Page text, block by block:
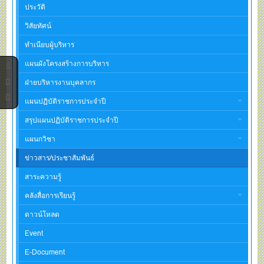
ประวัติ
วิสัยทัศน์
ทำเนียบผู้บริหาร
แผนผังโครงสร้างการบริหาร
ฝ่ายบริหารงานบุคลากร
แผนปฏิบัติราชการประจำปี
สรุปแผนปฏิบัติราชการประจำปี
แผนกวิชา
ข่าวสาร/ประชาสัมพันธ์
สาระความรู้
คลังสื่อการเรียนรู้
ดาวน์โหลด
Event
E-Document